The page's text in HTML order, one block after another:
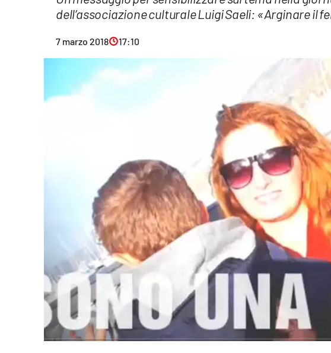
dell’associazione culturale Luigi Saeli: «Arginare il
7 marzo 2018 17:10